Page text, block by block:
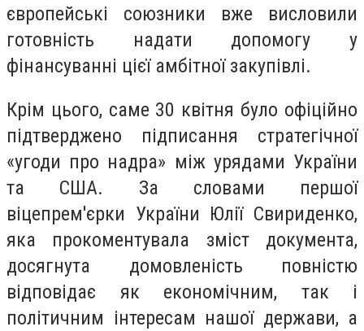
європейські союзники вже висловили
готовність надати допомогу у
фінансуванні цієї амбітної закупівлі.
Крім цього, саме 30 квітня було офіційно
підтверджено підписання стратегічної
«угоди про надра» між урядами України
та США. За словами першої
віцепрем'єрки України Юлії Свириденко,
яка прокоментувала зміст документа,
досягнута домовленість повністю
відповідає як економічним, так і
політичним інтересам нашої держави, а